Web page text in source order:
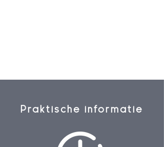
Praktische informatie